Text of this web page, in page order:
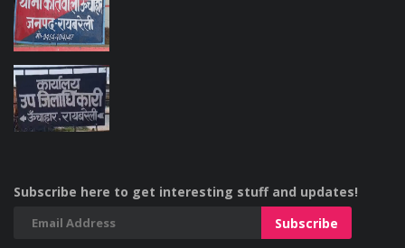
Subscribe here to get interesting stuff and updates!